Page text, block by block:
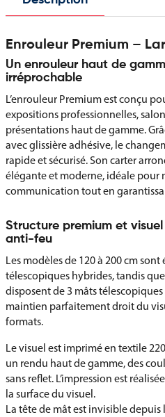
Enrouleur Premium –
Un enrouleur haut de
irréprochable
L’enrouleur Premium est conçu
expositions professionnelles,
présentations haut de gamme.
avec glissière adhésive, le
rapide et sécurisé. Son carter
élégante et moderne, idéale pour
communication tout en
Structure premium et
anti-feu
Les modèles de 120 à 200 cm
télescopiques hybrides, tandis
disposent de 3 mâts
maintien parfaitement droit du
formats.
Le visuel est imprimé en textile
un rendu haut de gamme, des
sans reflet. L’impression est
la surface du visuel.
La tête de mât est invisible depuis